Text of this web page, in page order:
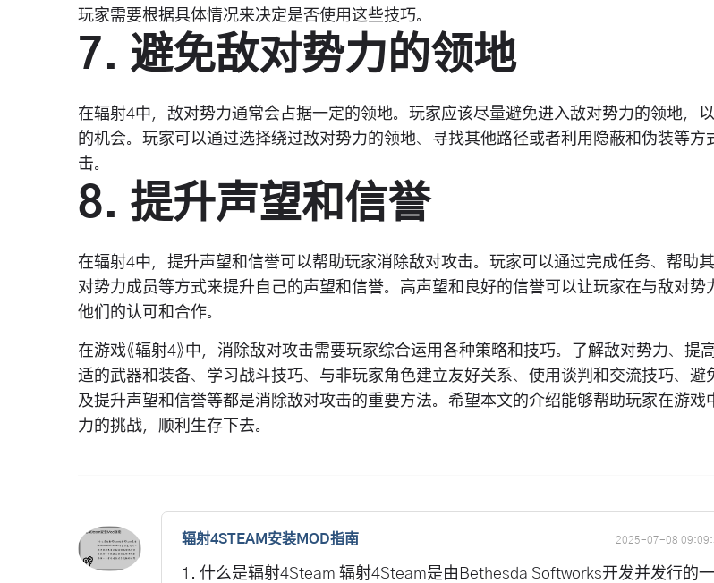
玩家需要根据具体情况来决定是否使用这些技巧。
7. 避免敌对势力的领地
在辐射4中，敌对势力通常会占据一定的领地。玩家应该尽量避免进入敌对势力的领地，
的机会。玩家可以通过选择绕过敌对势力的领地、寻找其他路径或者利用隐蔽和伪装等方
击。
8. 提升声望和信誉
在辐射4中，提升声望和信誉可以帮助玩家消除敌对攻击。玩家可以通过完成任务、帮助
对势力成员等方式来提升自己的声望和信誉。高声望和良好的信誉可以让玩家在与敌对势
他们的认可和合作。
在游戏《辐射4》中，消除敌对攻击需要玩家综合运用各种策略和技巧。了解敌对势力、提
适的武器和装备、学习战斗技巧、与非玩家角色建立友好关系、使用谈判和交流技巧、避
及提升声望和信誉等都是消除敌对攻击的重要方法。希望本文的介绍能够帮助玩家在游戏
力的挑战，顺利生存下去。
辐射4STEAM安装MOD指南 2025-07-08
1. 什么是辐射4Steam 辐射4Steam是由Bethesda Softworks开发并发行的